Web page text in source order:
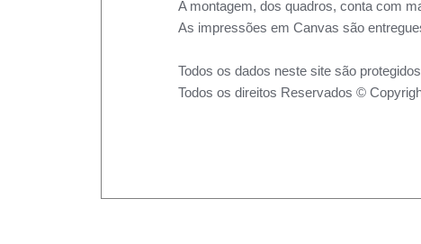
A montagem, dos quadros, conta com
As impressões em Canvas são
Todos os dados neste site são
Todos os direitos Reservados ©